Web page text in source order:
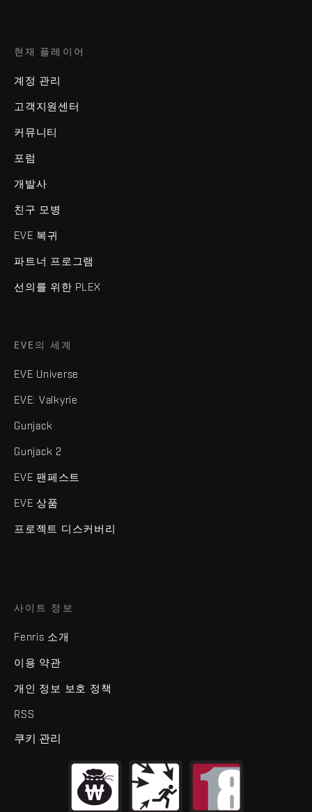
현재 플레이어
계정 관리
고객지원센터
커뮤니티
포럼
개발사
친구 모병
EVE 복귀
파트너 프로그램
선의를 위한 PLEX
EVE의 세계
EVE Universe
EVE: Valkyrie
Gunjack
Gunjack 2
EVE 팬페스트
EVE 상품
프로젝트 디스커버리
사이트 정보
Fenris 소개
이용 약관
개인 정보 보호 정책
RSS
쿠키 관리